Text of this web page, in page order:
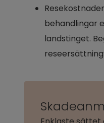
behandlingar
landstinget.